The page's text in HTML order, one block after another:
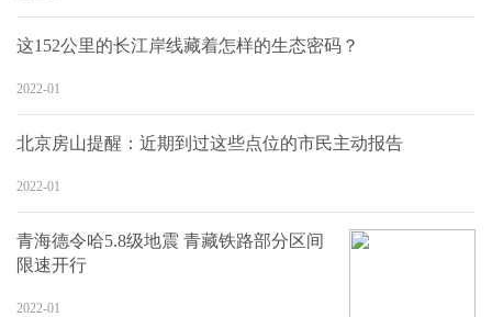
这152公里的长江岸线藏着怎样的生态密码？
2022-01
北京房山提醒：近期到过这些点位的市民主动报告
2022-01
青海德令哈5.8级地震 青藏铁路部分区间
限速开行
2022-01